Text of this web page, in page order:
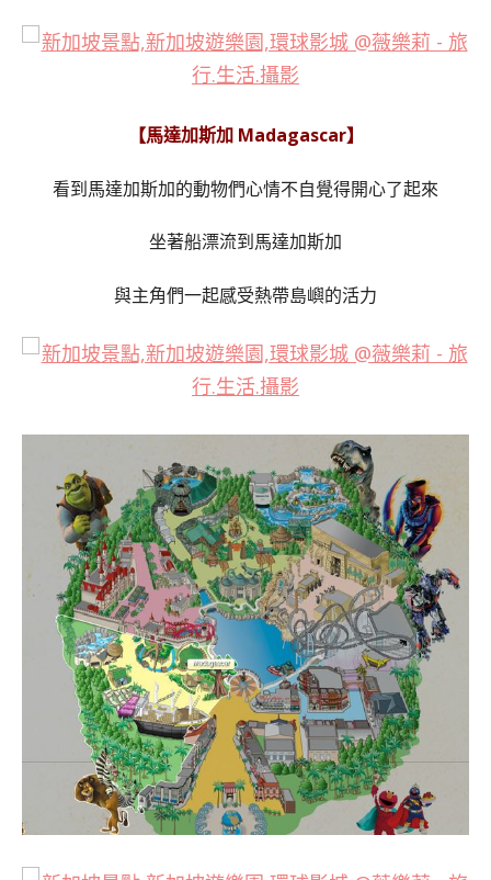
【馬達加斯加 Madagascar】
看到馬達加斯加的動物們心情不自覺得開心了起來
坐著船漂流到馬達加斯加
與主角們一起感受熱帶島嶼的活力